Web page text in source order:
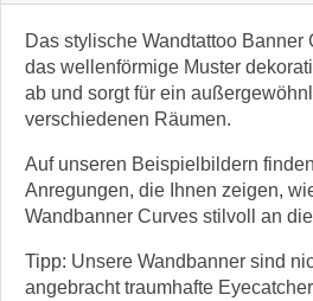
Das stylische Wandtattoo Banner
das wellenförmige Muster
ab und sorgt für ein
verschiedenen Räumen.
Auf unseren Beispielbildern
Anregungen, die Ihnen zeigen,
Wandbanner Curves stilvoll an
Tipp: Unsere Wandbanner sind
angebracht traumhafte